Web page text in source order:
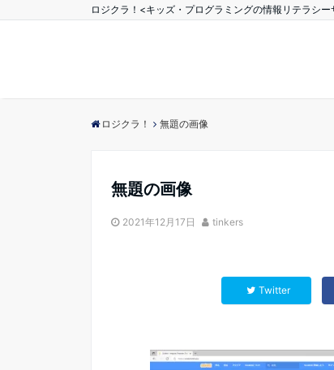
ロジクラ！<キッズ・プログラミングの情報リテラシー
ロジクラ！ 無題の画像
無題の画像
2021年12月17日 tinkers
Twitter